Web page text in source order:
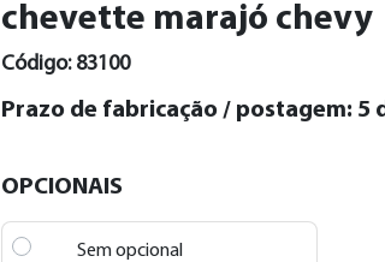
chevette marajó chevy
Código: 83100
Prazo de fabricação / postagem: 5
OPCIONAIS
Sem opcional